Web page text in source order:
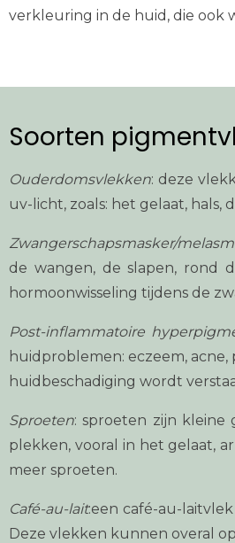
verkleuring in de huid, die ook
Soorten
Ouderdomsvlekken: deze
uv-licht, zoals: het gelaat, hals,
Zwangerschapsmasker/
de wangen, de slapen, rond
hormoonwisseling tijdens de
Post-inflammatoire
huidproblemen: eczeem,
huidbeschadiging wordt
Sproeten: sproeten zijn kleine
plekken, vooral in het gelaat,
meer sproeten.
Café-au-lait:een café-au-
Deze vlekken kunnen overal